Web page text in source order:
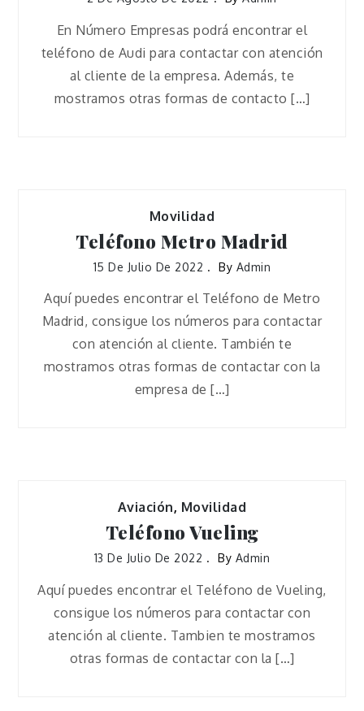
En Número Empresas podrá encontrar el
teléfono de Audi para contactar con atención
al cliente de la empresa. Además, te
mostramos otras formas de contacto […]
Movilidad
Teléfono Metro Madrid
15 De Julio De 2022 By Admin
Aquí puedes encontrar el Teléfono de Metro
Madrid, consigue los números para contactar
con atención al cliente. También te
mostramos otras formas de contactar con la
empresa de […]
Aviación, Movilidad
Teléfono Vueling
13 De Julio De 2022 By Admin
Aquí puedes encontrar el Teléfono de Vueling,
consigue los números para contactar con
atención al cliente. Tambien te mostramos
otras formas de contactar con la […]